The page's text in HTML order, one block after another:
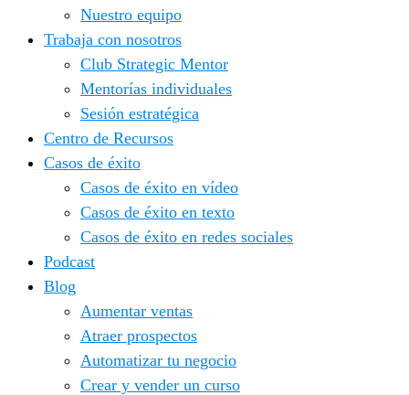
Nuestro equipo
Trabaja con nosotros
Club Strategic Mentor
Mentorías individuales
Sesión estratégica
Centro de Recursos
Casos de éxito
Casos de éxito en vídeo
Casos de éxito en texto
Casos de éxito en redes sociales
Podcast
Blog
Aumentar ventas
Atraer prospectos
Automatizar tu negocio
Crear y vender un curso